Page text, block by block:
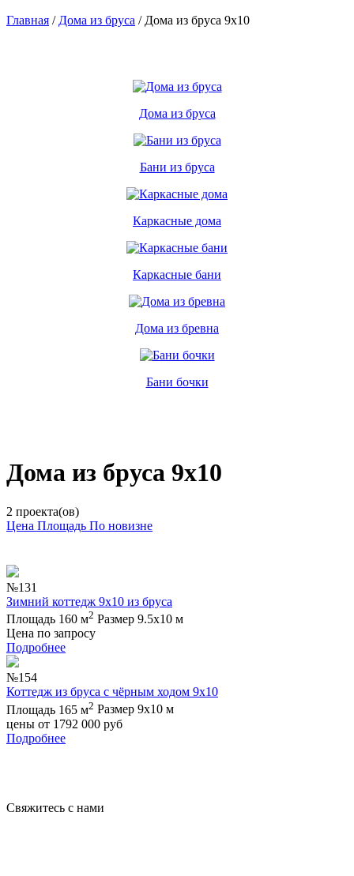
Главная / Дома из бруса / Дома из бруса 9х10
Дома из бруса
Бани из бруса
Каркасные дома
Каркасные бани
Дома из бревна
Бани бочки
Дома из бруса 9х10
2 проекта(ов)
Цена Площадь По новизне
№131
Зимний коттедж 9х10 из бруса
Площадь 160 м2 Размер 9.5х10 м
Цена по запросу
Подробнее
№154
Коттедж из бруса с чёрным ходом 9х10
Площадь 165 м2 Размер 9х10 м
цены от 1792 000 руб
Подробнее
Свяжитесь с нами